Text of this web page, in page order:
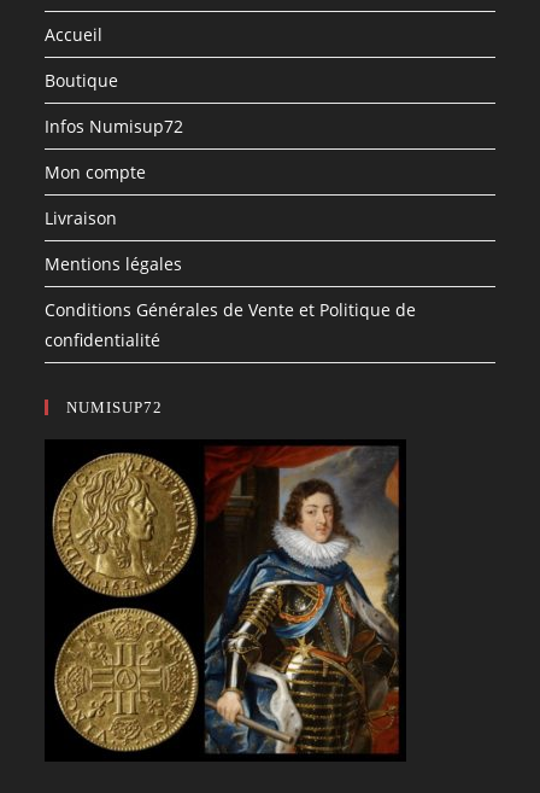
Accueil
Boutique
Infos Numisup72
Mon compte
Livraison
Mentions légales
Conditions Générales de Vente et Politique de
confidentialité
NUMISUP72